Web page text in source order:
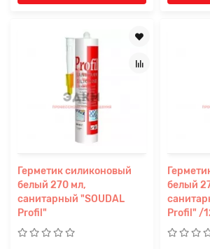
Герметик силиконовый
белый 270 мл,
санитарный "SOUDAL
Profil"
белый
Profil" /